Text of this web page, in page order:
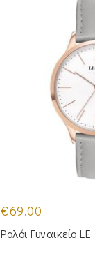
€69.00
Ρολόι Γυναικείο